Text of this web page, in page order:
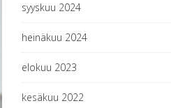
syyskuu 2024
heinäkuu 2024
elokuu 2023
kesäkuu 2022